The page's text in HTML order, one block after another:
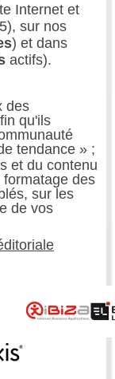
Internet et
sur nos
) et dans
actifs).
des
qu'ils
tendance » ;
et du contenu
des
sur les
de vos